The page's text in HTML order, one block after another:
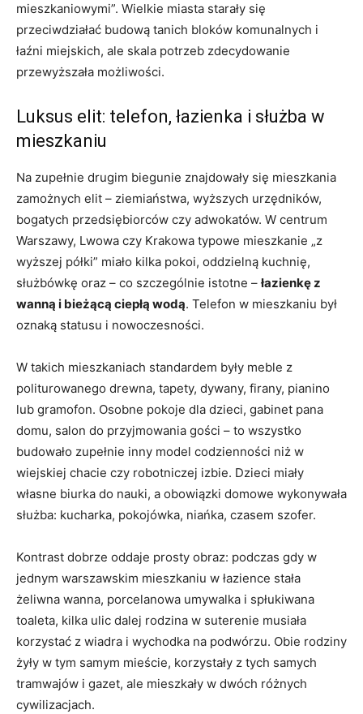
mieszkaniowymi”. Wielkie miasta starały się
przeciwdziałać budową tanich bloków komunalnych i
łaźni miejskich, ale skala potrzeb zdecydowanie
przewyższała możliwości.
Luksus elit: telefon, łazienka i służba w
mieszkaniu
Na zupełnie drugim biegunie znajdowały się mieszkania
zamożnych elit – ziemiaństwa, wyższych urzędników,
bogatych przedsiębiorców czy adwokatów. W centrum
Warszawy, Lwowa czy Krakowa typowe mieszkanie „z
wyższej półki” miało kilka pokoi, oddzielną kuchnię,
służbówkę oraz – co szczególnie istotne – łazienkę z
wanną i bieżącą ciepłą wodą. Telefon w mieszkaniu był
oznaką statusu i nowoczesności.
W takich mieszkaniach standardem były meble z
politurowanego drewna, tapety, dywany, firany, pianino
lub gramofon. Osobne pokoje dla dzieci, gabinet pana
domu, salon do przyjmowania gości – to wszystko
budowało zupełnie inny model codzienności niż w
wiejskiej chacie czy robotniczej izbie. Dzieci miały
własne biurka do nauki, a obowiązki domowe wykonywała
służba: kucharka, pokojówka, niańka, czasem szofer.
Kontrast dobrze oddaje prosty obraz: podczas gdy w
jednym warszawskim mieszkaniu w łazience stała
żeliwna wanna, porcelanowa umywalka i spłukiwana
toaleta, kilka ulic dalej rodzina w suterenie musiała
korzystać z wiadra i wychodka na podwórzu. Obie rodziny
żyły w tym samym mieście, korzystały z tych samych
tramwajów i gazet, ale mieszkały w dwóch różnych
cywilizacjach.